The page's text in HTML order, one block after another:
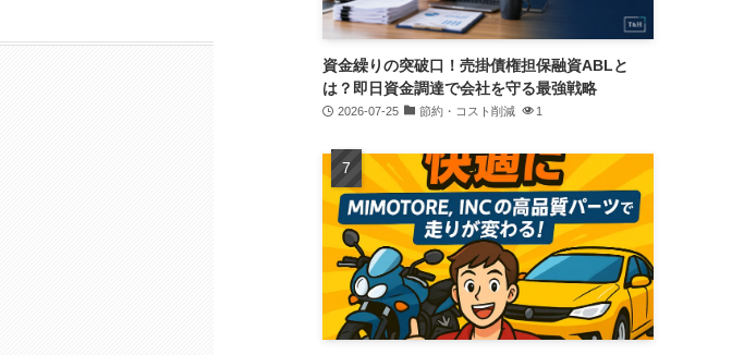
資金繰りの突破口！売掛債権担保融資ABLと
は？即日資金調達で会社を守る最強戦略
2026-07-25 節約・コスト削減 1